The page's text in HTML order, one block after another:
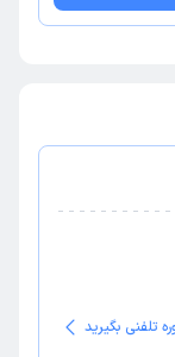
تلفنی بگیرید